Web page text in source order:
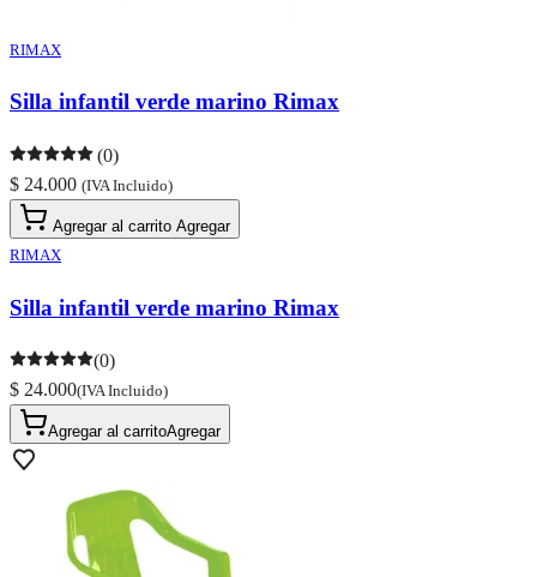
RIMAX
Silla infantil verde marino Rimax
(0)
$ 24.000 (IVA Incluido)
Agregar al carrito Agregar
RIMAX
Silla infantil verde marino Rimax
(0)
$ 24.000(IVA Incluido)
Agregar al carritoAgregar